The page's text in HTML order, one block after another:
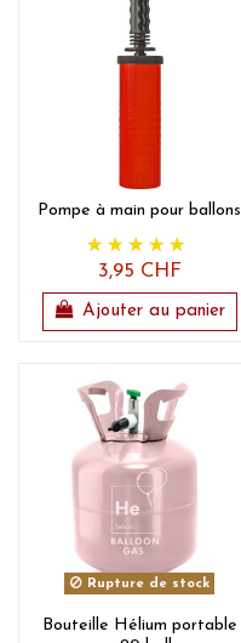
Pompe à main pour ballons
3,95 CHF
Ajouter au panier
Rupture de stock
Bouteille Hélium portable